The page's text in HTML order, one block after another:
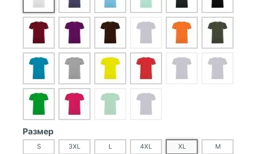
Размер
S 3XL L 4XL XL M